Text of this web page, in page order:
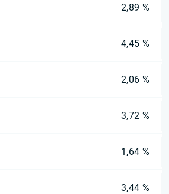
2,89 %
4,45 %
2,06 %
3,72 %
1,64 %
3,44 %